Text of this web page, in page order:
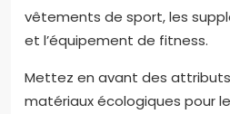
vêtements de sport, les
et l’équipement de fitness.
Mettez en avant des
matériaux écologiques pour